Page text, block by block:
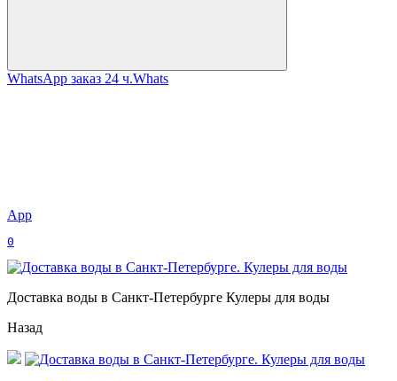
WhatsApp заказ 24 ч.Whats
App
0
Доставка воды в Санкт-Петербурге Кулеры для воды
Назад